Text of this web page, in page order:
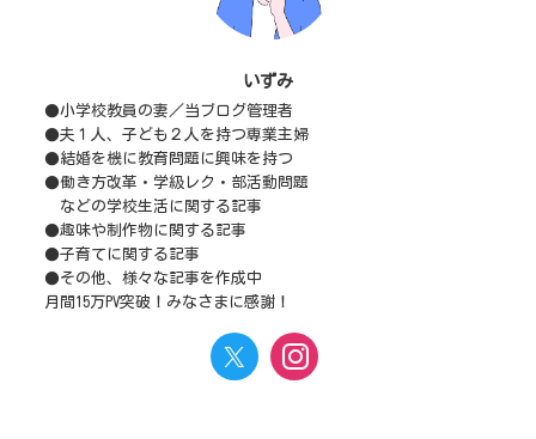
いずみ
●小学校教員の妻／当ブログ管理者
●夫１人、子ども２人を持つ専業主婦
●結婚を機に教育問題に興味を持つ
●働き方改革・学級レク・部活動問題
などの学校生活に関する記事
●趣味や制作物に関する記事
●子育てに関する記事
●その他、様々な記事を作成中
月間15万PV突破！みなさまに感謝！